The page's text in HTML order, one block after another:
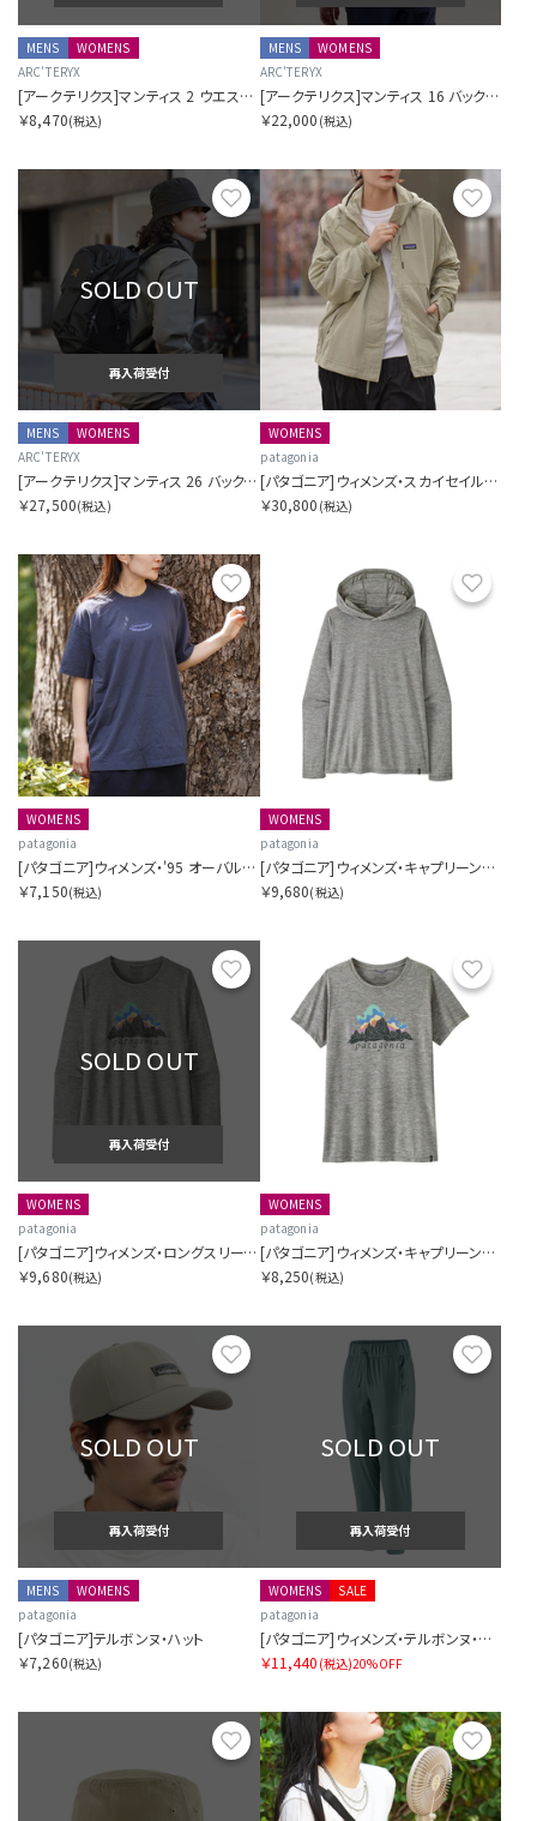
MENS
WOMENS
ARC'TERYX
[アークテリクス]マンティス 2 ウエストパック
￥8,470(税込)
MENS
WOMENS
ARC'TERYX
[アークテリクス]マンティス 16 バックパック
￥22,000 (税込)
お気に入り
SOLD OUT
再入荷受付
MENS
WOMENS
ARC'TERYX
[アークテリクス]マンティス 26 バックパック
￥27,500(税込)
WOMENS
patagonia
[パタゴニア]ウィメンズ・スカイセイル・ジャケット
￥30,800 (税込)
お気に入り
WOMENS
patagonia
[パタゴニア]ウィメンズ・'95 オーバル・ロゴ・オーバーサイズ・Tシャツ
￥7,150(税込)
WOMENS
patagonia
[パタゴニア]ウィメンズ・キャプリーン・クール・デイリー・フーディ
￥9,680(税込)
お気に入り
SOLD OUT
再入荷受付
WOMENS
patagonia
[パタゴニア]ウィメンズ・ロングスリーブ・キャプリーン・クール・デイリー・シャツ(フィッツロイ・ニンバス)
￥9,680(税込)
WOMENS
patagonia
[パタゴニア]ウィメンズ・キャプリーン・クール・デイリー・シャツ(フィッツロイ・ニンバス)
￥8,250(税込)
お気に入り
SOLD OUT
再入荷受付
MENS
WOMENS
patagonia
[パタゴニア]テルボンヌ・ハット
￥7,260(税込)
SOLD OUT
再入荷受付
SALE
WOMENS
patagonia
[パタゴニア]ウィメンズ・テルボンヌ・ジョガーズ
￥11,440 (税込)20%OFF
お気に入り お気